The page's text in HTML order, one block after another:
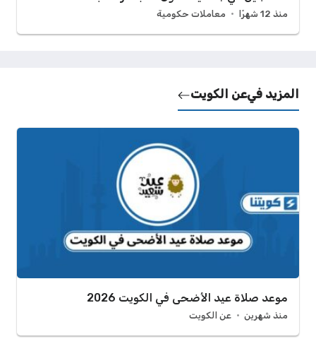
منذ 12 شهرًا معاملات حكومية
المزيد فيعن الكويت
موعد صلاة عيد الأضحى في الكويت 2026
منذ شهرين عن الكويت